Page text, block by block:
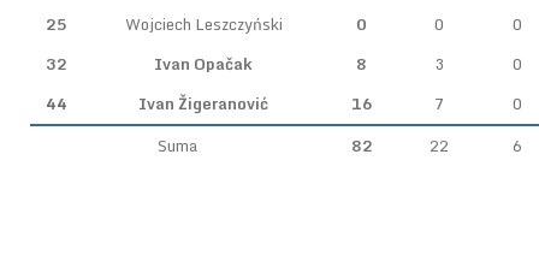
25
Wojciech Leszczyński 0 0
0
32
Ivan Opačak 8 3
0
44
Ivan Žigeranović 16 7
0
Suma
82 22 6